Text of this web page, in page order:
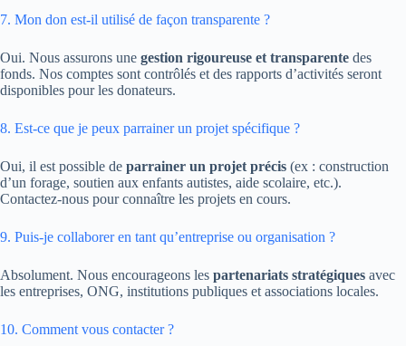
7. Mon don est-il utilisé de façon transparente ?
Oui. Nous assurons une gestion rigoureuse et transparente des
fonds. Nos comptes sont contrôlés et des rapports d’activités seront
disponibles pour les donateurs.
8. Est-ce que je peux parrainer un projet spécifique ?
Oui, il est possible de parrainer un projet précis (ex : construction
d’un forage, soutien aux enfants autistes, aide scolaire, etc.).
Contactez-nous pour connaître les projets en cours.
9. Puis-je collaborer en tant qu’entreprise ou organisation ?
Absolument. Nous encourageons les partenariats stratégiques avec
les entreprises, ONG, institutions publiques et associations locales.
10. Comment vous contacter ?